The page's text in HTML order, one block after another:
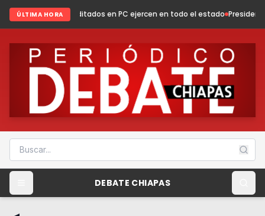
ÚLTIMA HORA
en PC ejercen en todo el estado Presidenta Fabiola Ricci
DEBATE CHIAPAS